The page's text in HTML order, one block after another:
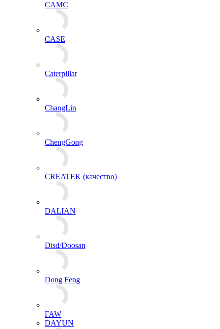
CAMC
CASE
Caterpillar
ChangLin
ChengGong
CREATEK (качество)
DALIAN
Disd/Doosan
Dong Feng
FAW
DAYUN